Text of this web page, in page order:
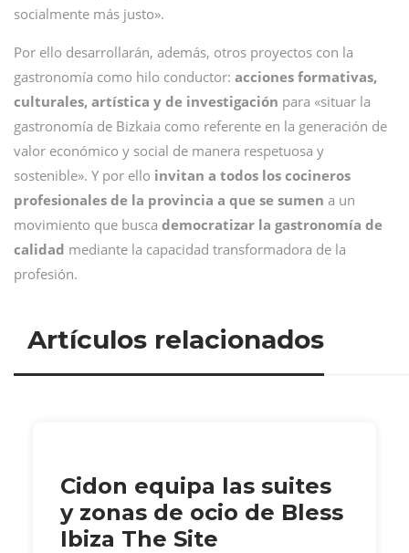
socialmente más justo».
Por ello desarrollarán, además, otros proyectos con la
gastronomía como hilo conductor: acciones formativas,
culturales, artística y de investigación para «situar la
gastronomía de Bizkaia como referente en la generación de
valor económico y social de manera respetuosa y
sostenible». Y por ello invitan a todos los cocineros
profesionales de la provincia a que se sumen a un
movimiento que busca democratizar la gastronomía de
calidad mediante la capacidad transformadora de la
profesión.
Artículos relacionados
Cidon equipa las suites
y zonas de ocio de Bless
Ibiza The Site